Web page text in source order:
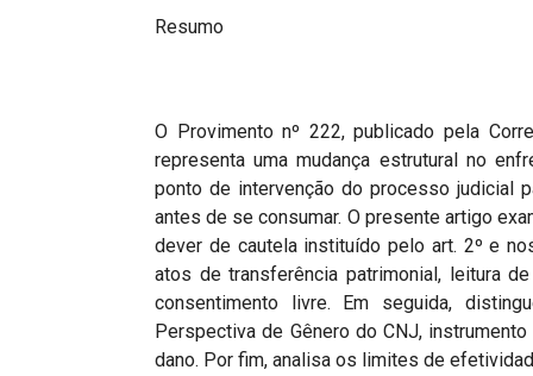
IBDFAM Educacional
Resumo
O Provimento nº 222, publicado pela
representa uma mudança estrutural no
ponto de intervenção do processo judicial
antes de se consumar. O presente artigo
dever de cautela instituído pelo art. 2º e
atos de transferência patrimonial, leitura
consentimento livre. Em seguida,
Perspectiva de Gênero do CNJ,
dano. Por fim, analisa os limites de